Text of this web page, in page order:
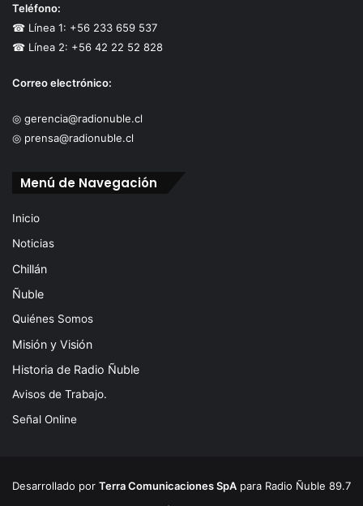
Teléfono:
☎ Línea 1: +56 233 659 537
☎ Línea 2: +56 42 22 52 828
Correo electrónico:
◎ gerencia@radionuble.cl
◎ prensa@radionuble.cl
Menú de Navegación
Inicio
Noticias
Chillán
Ñuble
Quiénes Somos
Misión y Visión
Historia de Radio Ñuble
Avisos de Trabajo.
Señal Online
Desarrollado por Terra Comunicaciones SpA para Radio Ñuble 89.7